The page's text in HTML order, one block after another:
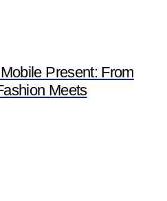
Present: From
Meets